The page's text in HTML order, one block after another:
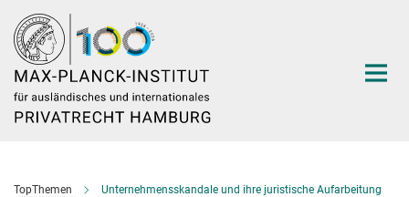
Hauptinhalt
TopThemen Unternehmensskandale und ihre juristische Aufarbeitung